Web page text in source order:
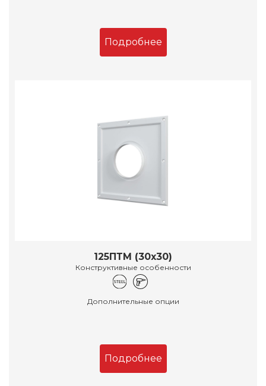
Подробнее
125ПТМ (30х30)
Конструктивные особенности
Дополнительные опции
Подробнее